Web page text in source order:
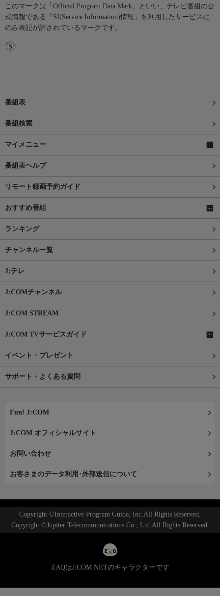
このマークは「Official Program Data Mark」といい、テレビ番組の公
式情報である「SI(Service Information)情報」を利用したサービスに
のみ表記が許されているマークです。
番組表
番組検索
マイメニュー
番組表ヘルプ
リモート録画予約ガイド
おすすめ番組
ランキング
チャンネル一覧
J:テレ
J:COMチャンネル
J:COM STREAM
J:COM TVサービスガイド
イベント・プレゼント
サポート・よくある質問
Fun! J:COM
J:COM オフィシャルサイト
お問い合わせ
お客さまのデータ利用･外部送信について
Copyright ©Interactive Program Guide, Inc.All Rights Reserved.
Copyright ©Jupiter Telecommunications Co., Ltd.All Rights Reserved.
ZAQはJ:COM NETのキャラクターです